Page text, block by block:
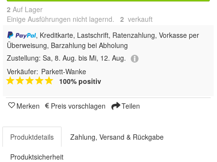
2 Auf Lager
Einige Ausführungen nicht lagernd. 2 verkauft
, Kreditkarte, Lastschrift, Ratenzahlung, Vorkasse per
Überweisung, Barzahlung bei Abholung
Zustellung: Sa, 8. Aug. bis Mi, 12. Aug.
Verkäufer: Parkett-Wanke
100% positiv
Merken Preis vorschlagen Teilen
Produktdetails Zahlung, Versand & Rückgabe
Produktsicherheit